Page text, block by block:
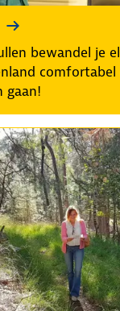
bewandel je
comfortabel
gaan!